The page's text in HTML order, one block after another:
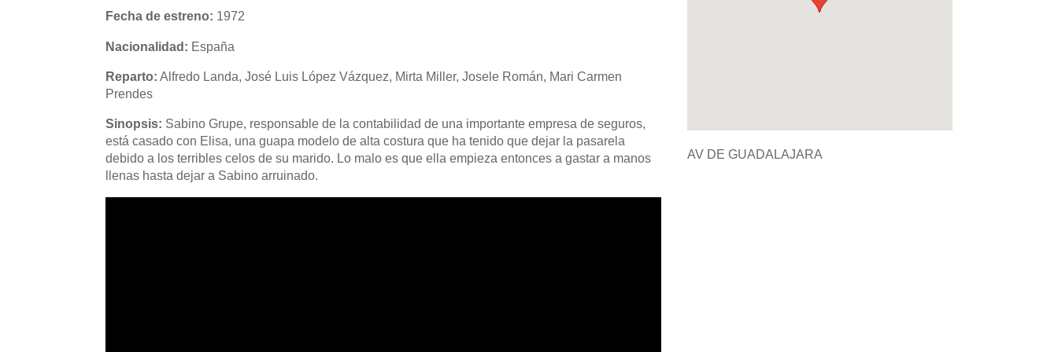
Fecha de estreno: 1972
Nacionalidad: España
Reparto: Alfredo Landa, José Luis López Vázquez, Mirta Miller, Josele Román, Mari Carmen
Prendes
Sinopsis: Sabino Grupe, responsable de la contabilidad de una importante empresa de seguros,
está casado con Elisa, una guapa modelo de alta costura que ha tenido que dejar la pasarela
debido a los terribles celos de su marido. Lo malo es que ella empieza entonces a gastar a manos
llenas hasta dejar a Sabino arruinado.
AV DE GUADALAJARA